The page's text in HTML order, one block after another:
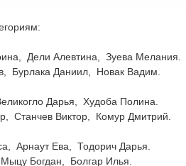
Дели Алевтина,
Зуева Мелания.
Бурлака Даниил,
Новак Вадим.
Дарья,
Худоба Полина.
Станчев Виктор,
Комур Дмитрий.
Арнаут Ева,
Тодорич Дарья.
Мыцу Богдан,
Болгар Илья.